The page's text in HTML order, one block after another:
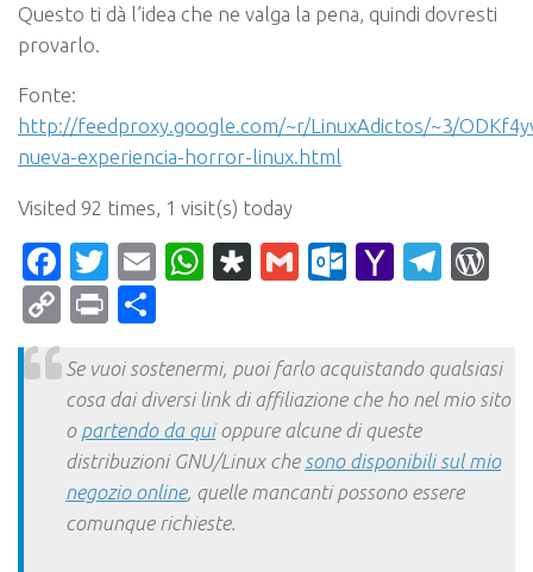
Questo ti dà l’idea che ne valga la pena, quindi dovresti
provarlo.
Fonte:
http://feedproxy.google.com/~r/LinuxAdictos/~3/
nueva-experiencia-horror-linux.html
Visited 92 times, 1 visit(s) today
Facebook
Twitter
EmailWhatsApp
Diaspora
Gmail Yahoo
CopyPrint
Se vuoi sostenermi, puoi farlo acquistando qualsiasi
cosa dai diversi link di affiliazione che ho nel mio sito
o partendo da quioppure alcune di queste
distribuzioni GNU/Linux che sono disponibili sul mio
negozio online, quelle mancanti possono essere
comunque richieste.